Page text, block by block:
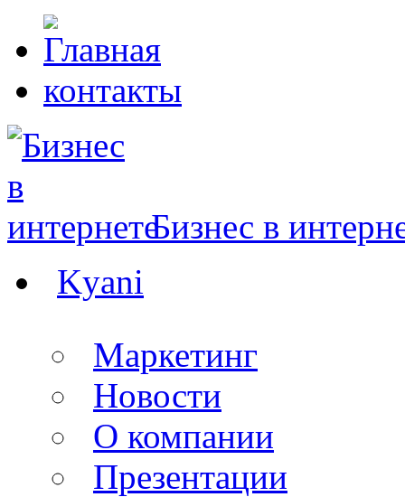
контакты
Бизнес в
Kyani
Маркетинг
Новости
О компании
Презентации